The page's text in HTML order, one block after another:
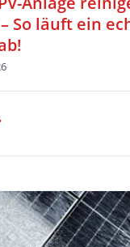
So läuft ein